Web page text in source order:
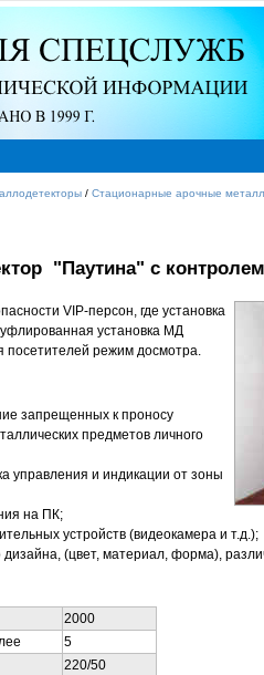
/ Стационарные арочные
"Паутина" с
VIP-персон, где установка
установка МД
посетителей режим досмотра.
запрещенных к проносу
предметов личного
управления и индикации от зоны
на ПК;
устройств (видеокамера и т.д.);
дизайна, (цвет, материал, форма),
2000
5
220/50